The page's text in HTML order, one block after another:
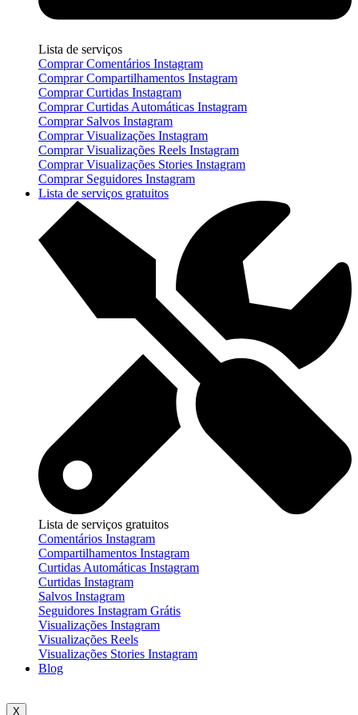
Lista de serviços
Comprar Comentários Instagram
Comprar Compartilhamentos Instagram
Comprar Curtidas Instagram
Comprar Curtidas Automáticas Instagram
Comprar Salvos Instagram
Comprar Visualizações Instagram
Comprar Visualizações Reels Instagram
Comprar Visualizações Stories Instagram
Comprar Seguidores Instagram
Lista de serviços gratuitos
Lista de serviços gratuitos
Comentários Instagram
Compartilhamentos Instagram
Curtidas Automáticas Instagram
Curtidas Instagram
Salvos Instagram
Seguidores Instagram Grátis
Visualizações Instagram
Visualizações Reels
Visualizações Stories Instagram
Blog
X